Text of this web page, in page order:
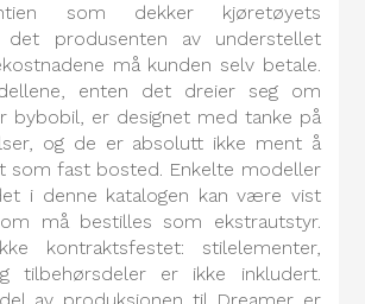
som dekker kjøretøyets
det produsenten av understellet
må kunden selv betale.
enten det dreier seg om
bybobil, er designet med tanke på
og de er absolutt ikke ment å
som fast bosted. Enkelte modeller
i denne katalogen kan være vist
må bestilles som ekstrautstyr.
kontraktsfestet: stilelementer,
tilbehørsdeler er ikke inkludert.